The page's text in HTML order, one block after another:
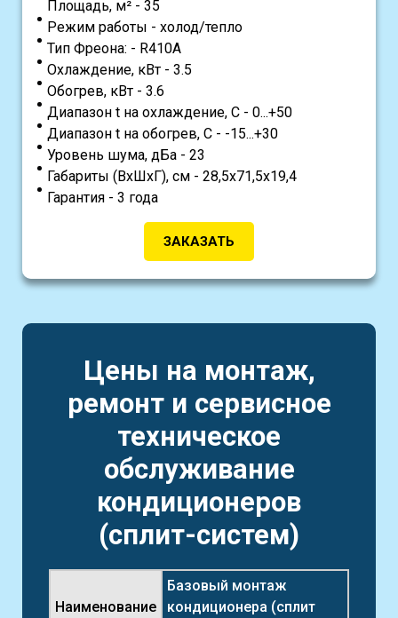
Площадь, м² - 35
Режим работы - холод/тепло
Тип Фреона: - R410A
Охлаждение, кВт - 3.5
Обогрев, кВт - 3.6
Диапазон t на охлаждение, С - 0...+50
Диапазон t на обогрев, С - -15...+30
Уровень шума, дБа - 23
Габариты (ВхШхГ), см - 28,5x71,5x19,4
Гарантия - 3 года
ЗАКАЗАТЬ
Цены на монтаж,
ремонт и сервисное
техническое
обслуживание
кондиционеров
(сплит-систем)
Наименование
Базовый монтаж
кондиционера (сплит